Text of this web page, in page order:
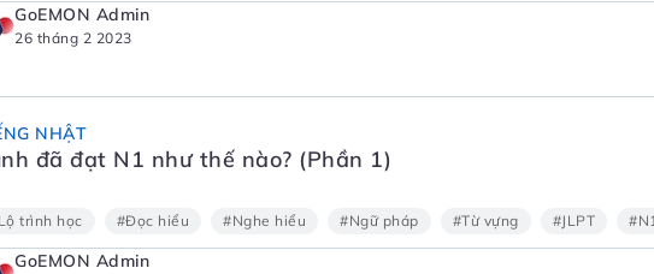
GoEMON Admin
26 tháng 2 2023
NHẬT
đã đạt N1 như thế nào? (Phần 1)
trình học #Đọc hiểu #Nghe hiểu #Ngữ pháp #Từ vựng #JLPT
GoEMON Admin